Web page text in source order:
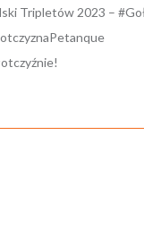
Tripletów 2023 –